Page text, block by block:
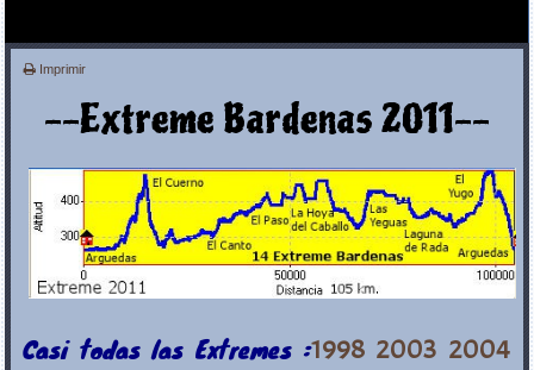
Imprimir
--Extreme Bardenas 2011--
Casi todas las Extremes :1998 2003 2004